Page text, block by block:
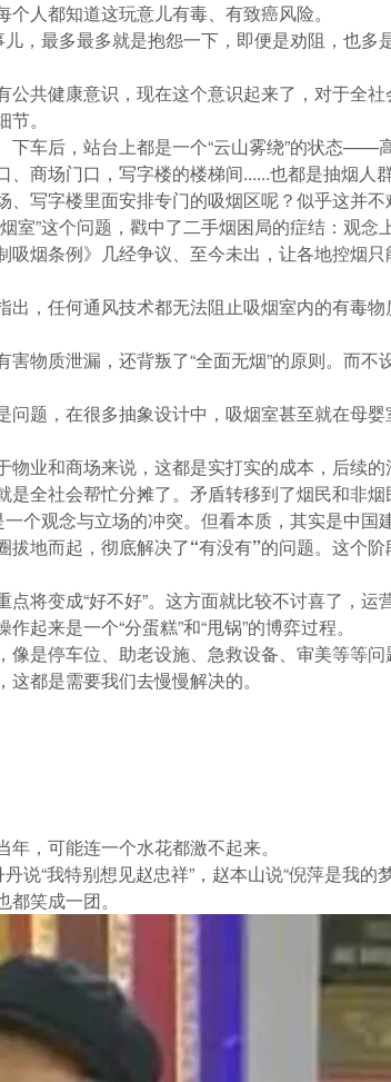
人都知道这玩意儿有毒、有致癌风险。
，最多最多就是抱怨一下，即便是劝阻，也多
共健康意识，现在这个意识起来了，对于全社
。
下车后，站台上都是一个“云山雾绕”的状态——
商场门口，写字楼的楼梯间......也都是抽烟人群
写字楼里面安排专门的吸烟区呢？似乎这并
”这个问题，戳中了二手烟困局的症结： 观念
烟条例》几经争议、至今未出，让各地控烟
出，任何通风技术都无法阻止吸烟室内的有毒
物质泄漏，还背叛了“全面无烟”的原则。而
问题，在很多抽象设计中，吸烟室甚至就在母
业和商场来说，这都是实打实的成本，后续
全社会帮忙分摊了。矛盾转移到了烟民和非烟
一个观念与立场的冲突。但看本质，其实是中
地而起，彻底解决了“有没有”的问题。这个
将变成“好不好”。这方面就比较不讨喜了，运
起来是一个“分蛋糕”和“甩锅”的博弈过程。
是停车位、助老设施、急救设备、审美等等问
都是需要我们去慢慢解决的。
，可能连一个水花都激不起来。
说“我特别想见赵忠祥”，赵本山说“倪萍是我
笑成一团。